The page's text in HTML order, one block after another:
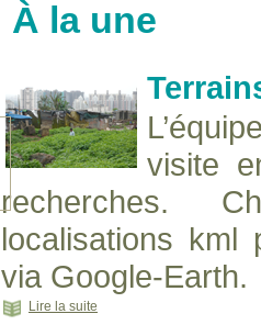
À la une
visite
recherches.
localisations kml
via Google-Earth.
Lire la suite